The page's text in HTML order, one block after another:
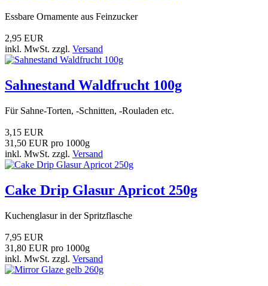
Essbare Ornamente aus Feinzucker
2,95 EUR
inkl. MwSt. zzgl. Versand
Sahnestand Waldfrucht 100g
Für Sahne-Torten, -Schnitten, -Rouladen etc.
3,15 EUR
31,50 EUR pro 1000g
inkl. MwSt. zzgl. Versand
Cake Drip Glasur Apricot 250g
Kuchenglasur in der Spritzflasche
7,95 EUR
31,80 EUR pro 1000g
inkl. MwSt. zzgl. Versand